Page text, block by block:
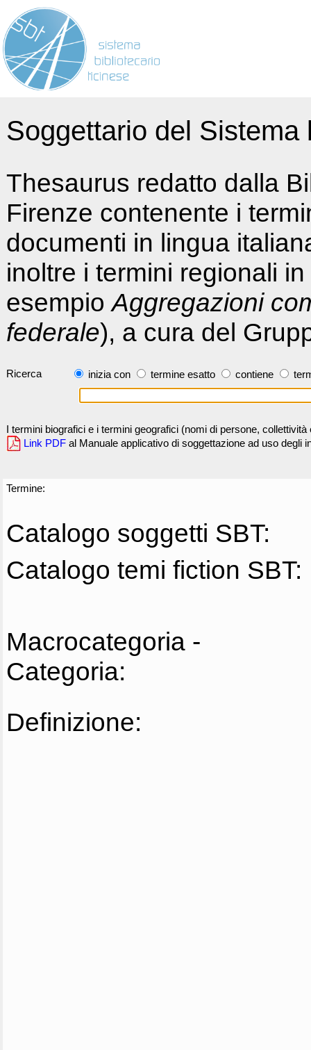
Soggettario del
Thesaurus redatto dalla
Firenze contenente i
documenti in lingua
inoltre i termini regionali
esempioAggregazioni
federale), a cura del
Ricerca inizia con termine esatto contiene
I termini biografici e i termini geografici (nomi di persone,
Link PDF al Manuale applicativo di soggettazione ad uso degli
Termine:
Catalogo soggetti SBT:
Catalogo temi fiction SBT:
Macrocategoria -
Categoria:
Definizione: